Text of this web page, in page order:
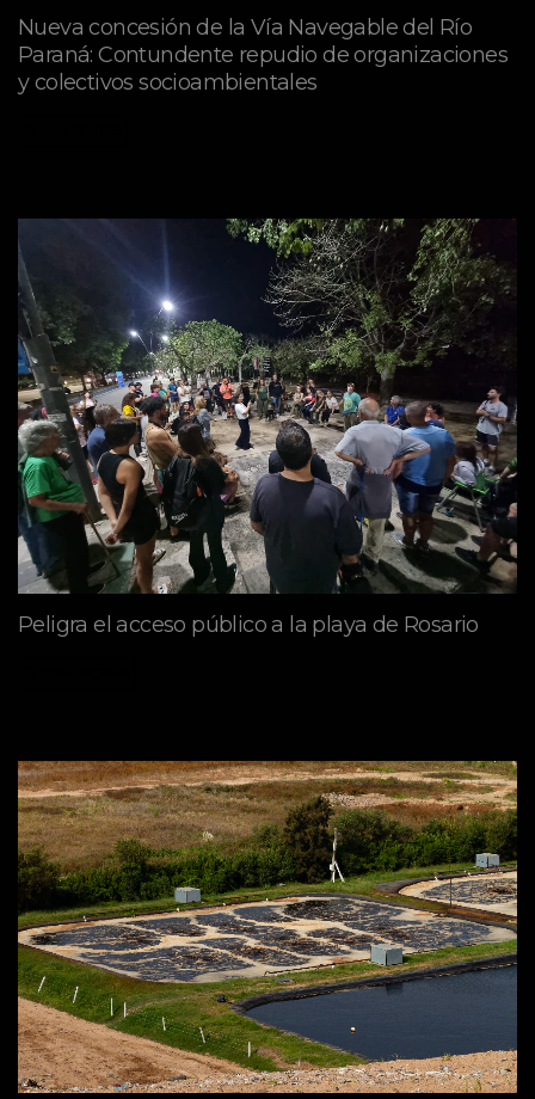
Nueva concesión de la Vía Navegable del Río
Paraná: Contundente repudio de organizaciones
y colectivos socioambientales
Peligra el acceso público a la playa de Rosario